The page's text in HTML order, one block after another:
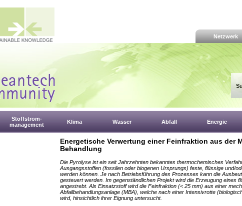
Netzwerk
Stoffstrom-
management
Klima Wasser Abfall Energie
Energetische Verwertung einer Feinfraktion aus der
Behandlung
Die Pyrolyse ist ein seit Jahrzehnten bekanntes thermochemisches
Ausgangsstoffen (fossilen oder biogenen Ursprungs) feste, flüssige und/
werden können. Je nach Betriebsführung des Prozesses kann die
gesteuert werden. Im gegenständlichen Projekt wird die Erzeugung eines
angestrebt. Als Einsatzstoff wird die Feinfraktion (< 25 mm) aus einer
Abfallbehandlungsanlage (MBA), welche nach einer Intensivrotte
wird, hinsichtlich ihrer Eignung untersucht.